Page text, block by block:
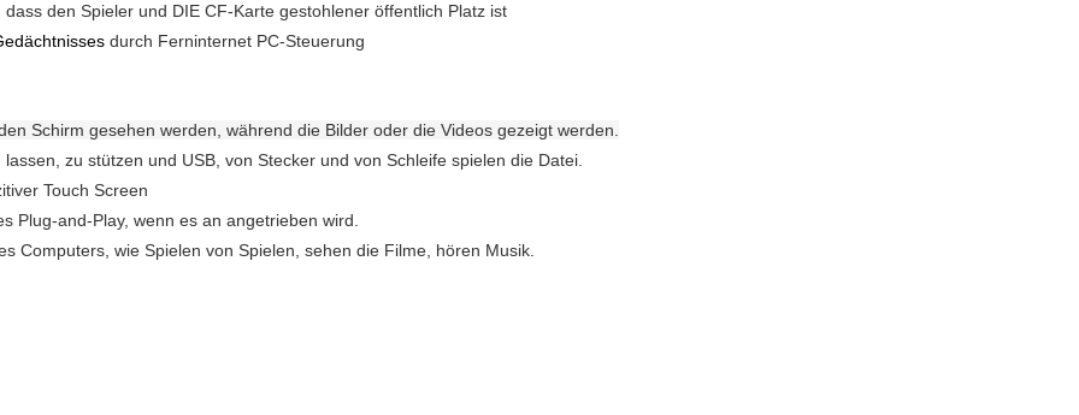
den Spieler und DIE CF-Karte gestohlener öffentlich Platz ist
durch Ferninternet PC-Steuerung
Schirm gesehen werden, während die Bilder oder die Videos gezeigt werden.
zu stützen und USB, von Stecker und von Schleife spielen die Datei.
Touch Screen
Plug-and-Play, wenn es an angetrieben wird.
Computers, wie Spielen von Spielen, sehen die Filme, hören Musik.